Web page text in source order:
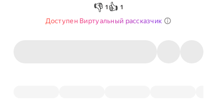
👎 1 👍 1
Доступен Виртуальный рассказчик